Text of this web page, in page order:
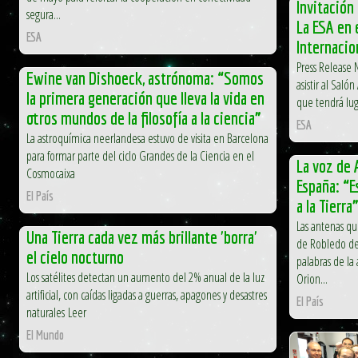
segura...
ESA
Invitación
La ESA
Press
asistir al
que tendrá
ESA
Ewine van Dishoeck, astrónoma: “Somos
la primera generación que lleva la vida en
otros mundos de la filosofía a la ciencia”
La astroquímica neerlandesa estuvo de visita en Barcelona
para formar parte del ciclo Grandes de la Ciencia en el
Cosmocaixa
El País
La voz de
España:
a la Tierra”
Las antenas
de Robledo
palabras de
Orion...
El País
Una Tierra cada vez más brillante 'borra'
el cielo nocturno
Los satélites detectan un aumento del 2% anual de la luz
artificial, con caídas ligadas a guerras, apagones y desastres
naturales Leer
El Mundo